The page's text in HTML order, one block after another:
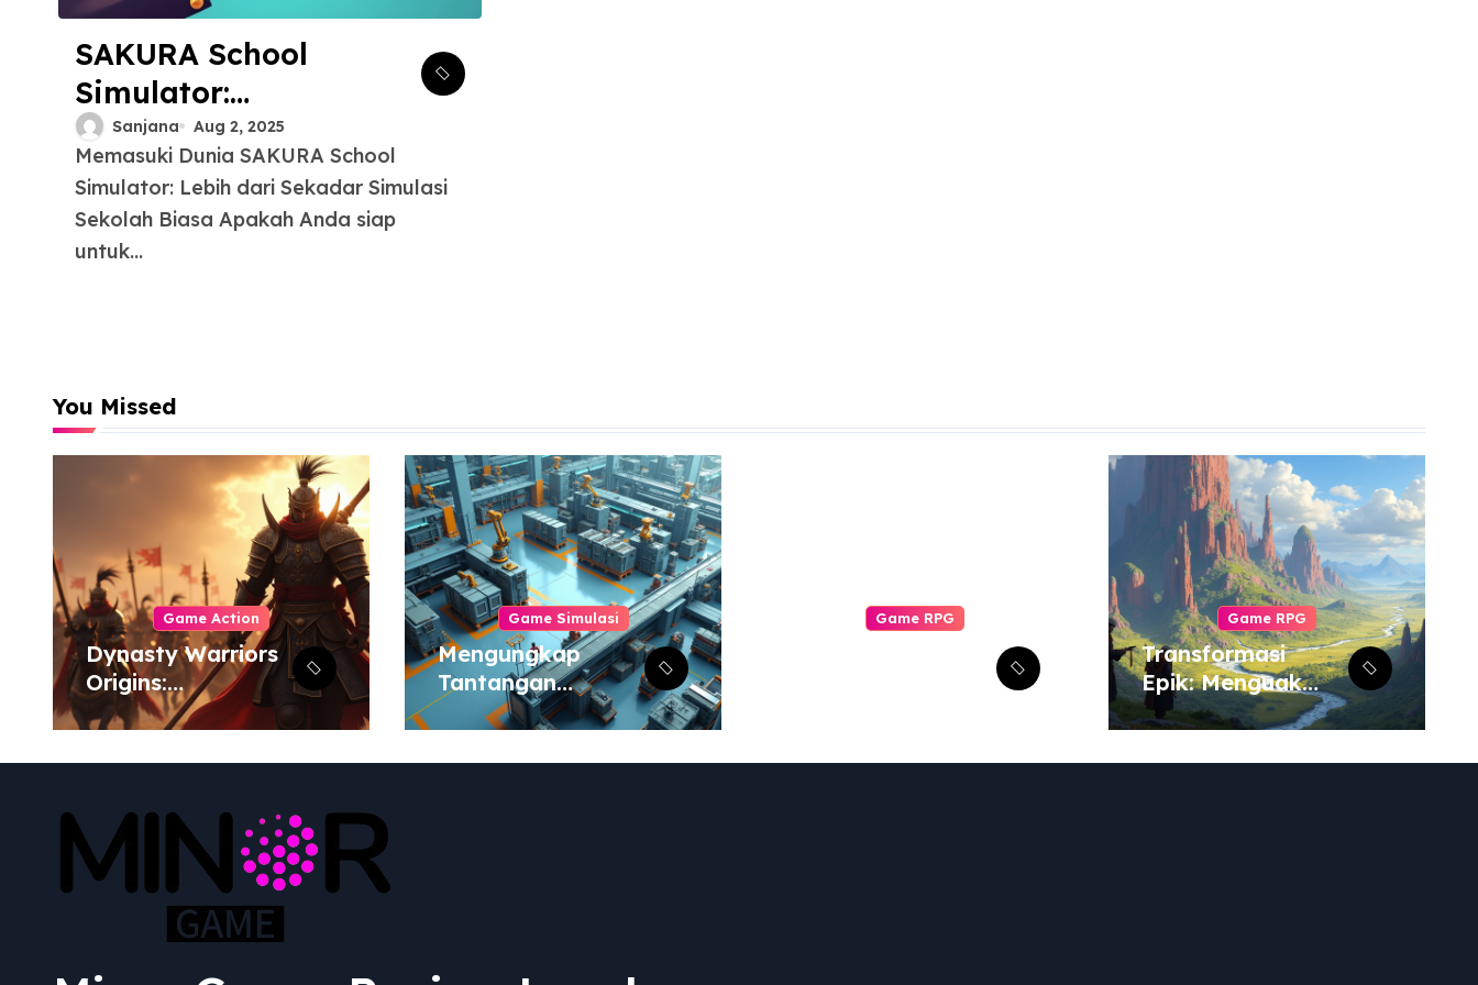
SAKURA School
Simulator:
Petualangan
Sekolah Unik yang
Tak Terduga
Sanjana Aug 2, 2025
Memasuki Dunia SAKURA School
Simulator: Lebih dari Sekadar Simulasi
Sekolah Biasa Apakah Anda siap
untuk...
You Missed
Game Action
Dynasty Warriors
Origins:
Menjelajahi Masa
Depan Gemilang
Genre Hack-and-
Game Simulasi
Mengungkap
Tantangan
Terbaru dalam
Simulator Pabrik
dan Otomatisasi
Game RPG
Tak Tergantikan
Game RPG
Transformasi
Epik: Menguak
Adaptasi RPG
dari Berbagai
Media ke Video